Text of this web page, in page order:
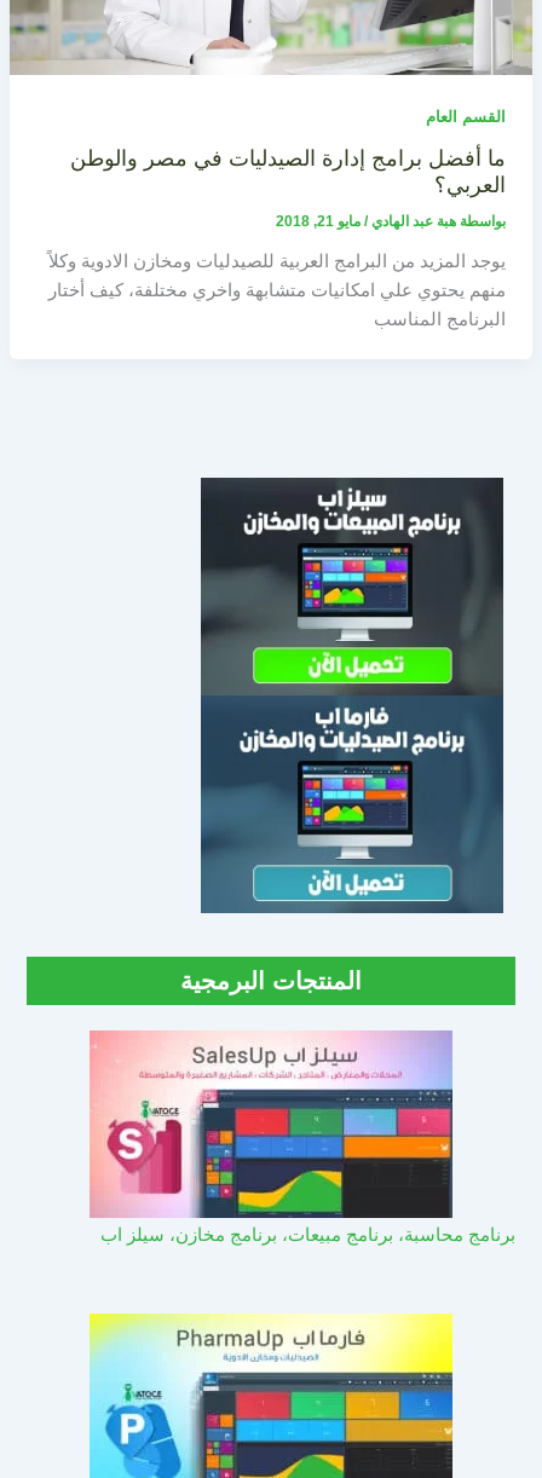
القسم العام
ما أفضل برامج إدارة الصيدليات في مصر والوطن
العربي؟
بواسطة هبة عبد الهادي/ مايو 21, 2018
يوجد المزيد من البرامج العربية للصيدليات ومخازن الادوية وكلاً
منهم يحتوي علي امكانيات متشابهة واخري مختلفة، كيف أختار
البرنامج المناسب
المنتجات البرمجية
برنامج محاسبة، برنامج مبيعات، برنامج مخازن، سيلز اب